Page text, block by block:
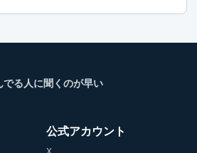
でる人に聞くのが早い
公式アカウント